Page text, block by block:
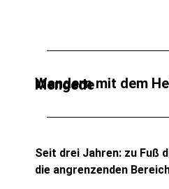
Wandern mit dem Heimatverein Mengede
Seit drei Jahren: zu Fuß
die angrenzenden